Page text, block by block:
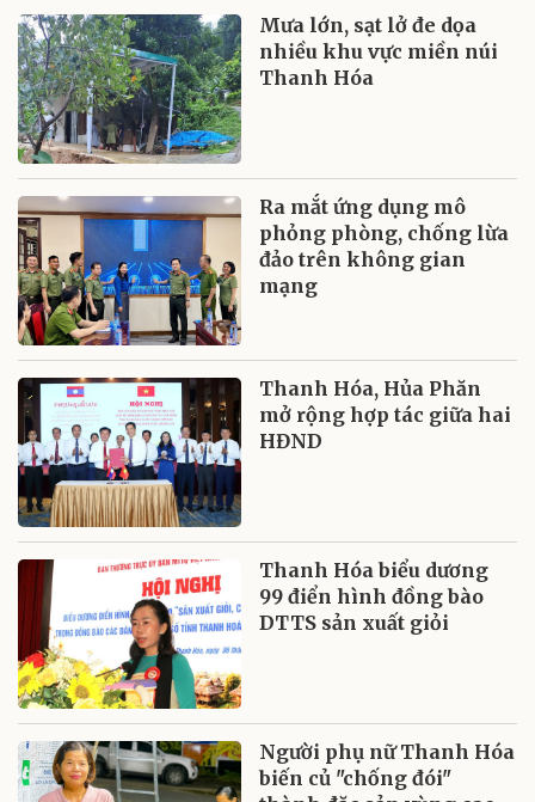
Mưa lớn, sạt lở đe dọa
nhiều khu vực miền núi
Thanh Hóa
Ra mắt ứng dụng mô
phỏng phòng, chống lừa
đảo trên không gian
mạng
Thanh Hóa, Hủa Phăn
mở rộng hợp tác giữa hai
HĐND
Thanh Hóa biểu dương
99 điển hình đồng bào
DTTS sản xuất giỏi
Người phụ nữ Thanh Hóa
biến củ "chống đói"